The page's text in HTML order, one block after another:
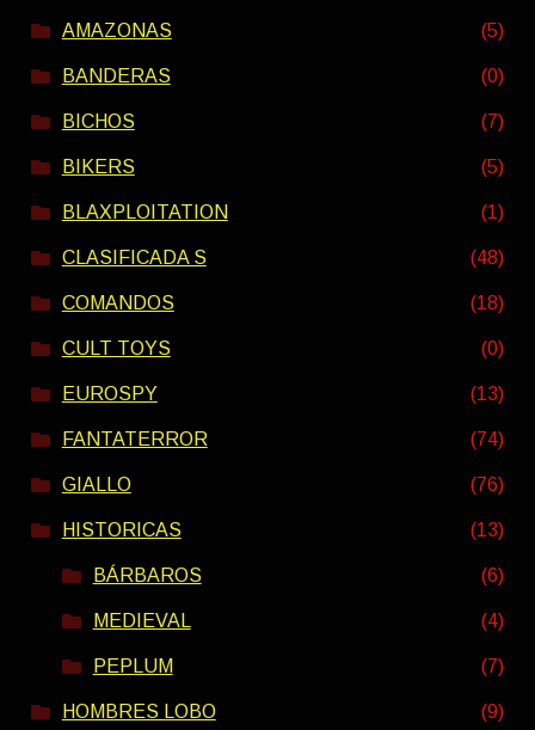
AMAZONAS (5)
BANDERAS (0)
BICHOS (7)
BIKERS (5)
BLAXPLOITATION (1)
CLASIFICADA S (48)
COMANDOS (18)
CULT TOYS (0)
EUROSPY (13)
FANTATERROR (74)
GIALLO (76)
HISTORICAS (13)
BÁRBAROS (6)
MEDIEVAL (4)
PEPLUM (7)
HOMBRES LOBO (9)